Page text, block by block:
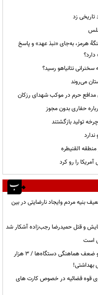
هرمز، به‌جای «نبذ عهد» و پاسخ
نتانیاهو رسید؟
می‌روند
حفاری بدون مجوز
القنیطره
را رو کرد
بنیه مردم وایجاد نارضایتی در بین
ربایش و قتل حمیدرضا رجب‌زاده آشکار شد
است
ریمـدان؛ مرزی گرفتار در صف، کمبود زیرساخت و ضعف هماهنگی دستگاه‌ها / ۳ هزار
بهداشتی!
قوه قضائیه در خصوص کارت های